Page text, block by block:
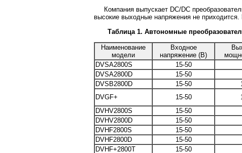
Компания выпускает DC/DC
высокие выходные напряжения не
Таблица 1. Автономные
Наименование
модели
Входное
напряжение (В)
DVSA2800S
15-50
DVSA2800D
15-50
DVSB2800D
15-50
DVGF+
15-50
DVHV2800S
15-50
DVHV2800D
15-50
DVHF2800S
15-50
DVHF2800D
15-50
DVHF+2800T
15-50